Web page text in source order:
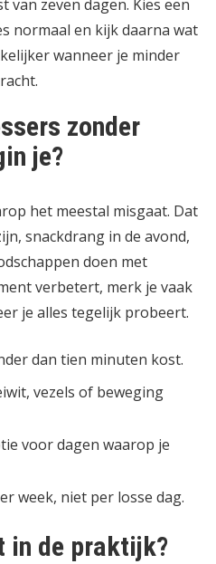
van zeven dagen. Kies een
normaal en kijk daarna wat
wanneer je minder
zonder
je?
het meestal misgaat. Dat
snackdrang in de avond,
doen met
verbetert, merk je vaak
je alles tegelijk probeert.
dan tien minuten kost.
vezels of beweging
voor dagen waarop je
week, niet per losse dag.
in de praktijk?